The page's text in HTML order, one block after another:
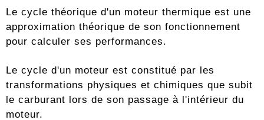
Le cycle théorique d'un moteur thermique est une
approximation théorique de son fonctionnement
pour calculer ses performances.
Le cycle d'un moteur est constitué par les
transformations physiques et chimiques que subit
le carburant lors de son passage à l'intérieur du
moteur.